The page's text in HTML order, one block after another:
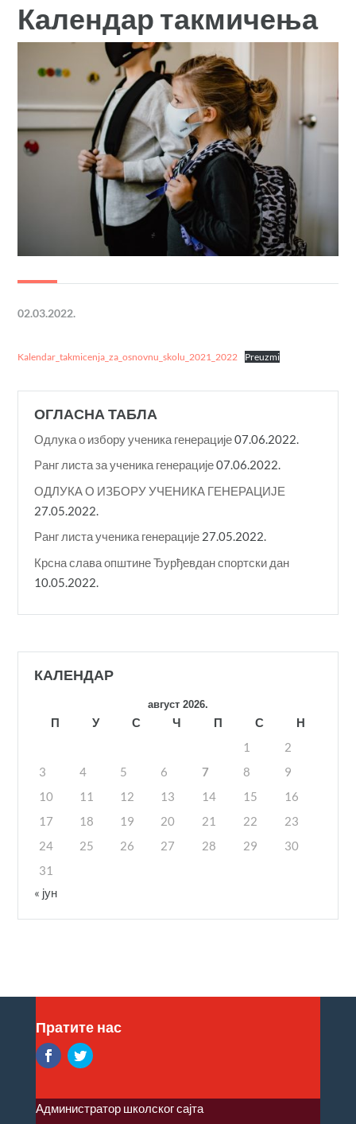
Календар такмичења
02.03.2022.
Kalendar_takmicenja_za_osnovnu_skolu_2021_2022 Preuzmi
ОГЛАСНА ТАБЛА
Одлука о избору ученика генерације07.06.2022.
Ранг листа за ученика генерације07.06.2022.
ОДЛУКА О ИЗБОРУ УЧЕНИКА ГЕНЕРАЦИЈЕ
27.05.2022.
Ранг листа ученика генерације 27.05.2022.
Крсна слава општине Ђурђевдан спортски дан
10.05.2022.
КАЛЕНДАР
август 2026.
П У С Ч П С
Н
1
2
3
4 5 6 7 8
9
10
11 12 13 14 15
16
17
18 19 20 21 22
23
24
25 26 27 28 29
30
31
« јун
Пратите нас
Администратор школског сајта